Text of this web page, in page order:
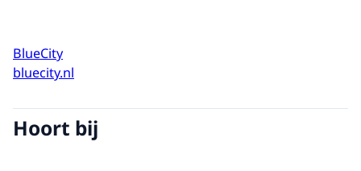
BlueCity
bluecity.nl
Hoort bij